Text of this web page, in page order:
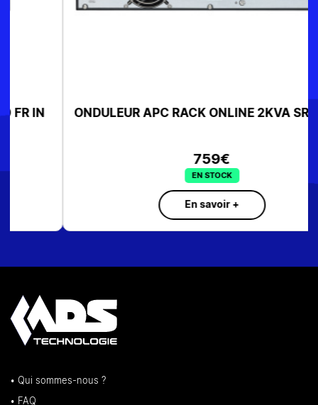
ONDULEUR APC RACK ONLINE 2KVA SRV2KRI
En savoir +
• Qui sommes-nous ?
• FAQ